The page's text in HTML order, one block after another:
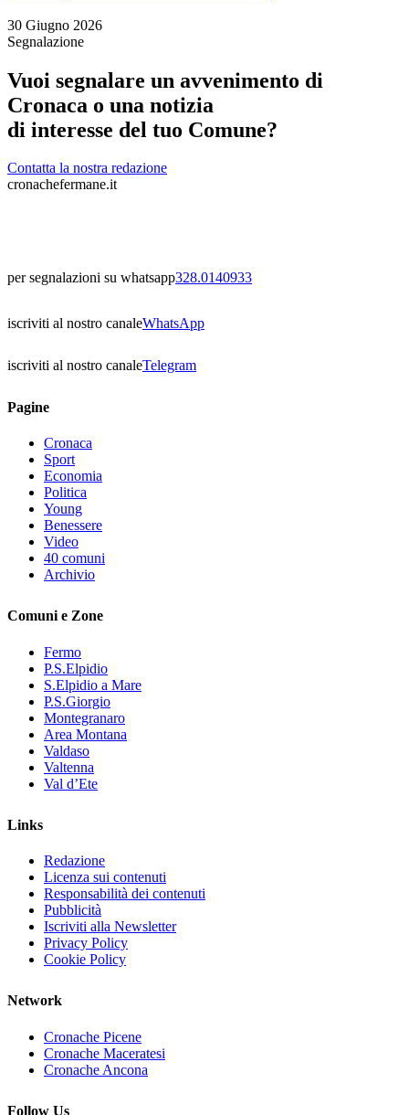
30 Giugno 2026
Segnalazione
Vuoi segnalare un avvenimento di
Cronaca o una notizia
di interesse del tuo Comune?
Contatta la nostra redazione
cronachefermane.it
per segnalazioni su whatsapp328.0140933
iscriviti al nostro canaleWhatsApp
iscriviti al nostro canaleTelegram
Pagine
Cronaca
Sport
Economia
Politica
Young
Benessere
Video
40 comuni
Archivio
Comuni e Zone
Fermo
P.S.Elpidio
S.Elpidio a Mare
P.S.Giorgio
Montegranaro
Area Montana
Valdaso
Valtenna
Val d’Ete
Links
Redazione
Licenza sui contenuti
Responsabilità dei contenuti
Pubblicità
Iscriviti alla Newsletter
Privacy Policy
Cookie Policy
Network
Cronache Picene
Cronache Maceratesi
Cronache Ancona
Follow Us